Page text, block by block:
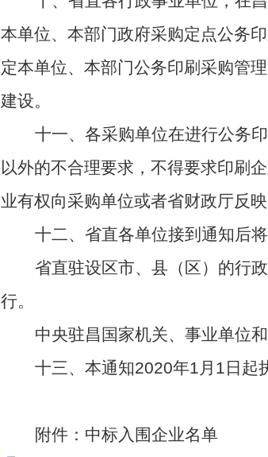
本单位、本部门政府采购定点公务
定本单位、本部门公务印刷采购管
建设。
十一、各采购单位在进行公务
以外的不合理要求，不得要求印刷
业有权向采购单位或者省财政厅反
十二、省直各单位接到通知后
省直驻设区市、县（区）的行
行。
中央驻昌国家机关、事业单位
十三、本通知2020年1月1日起
附件：中标入围企业名单